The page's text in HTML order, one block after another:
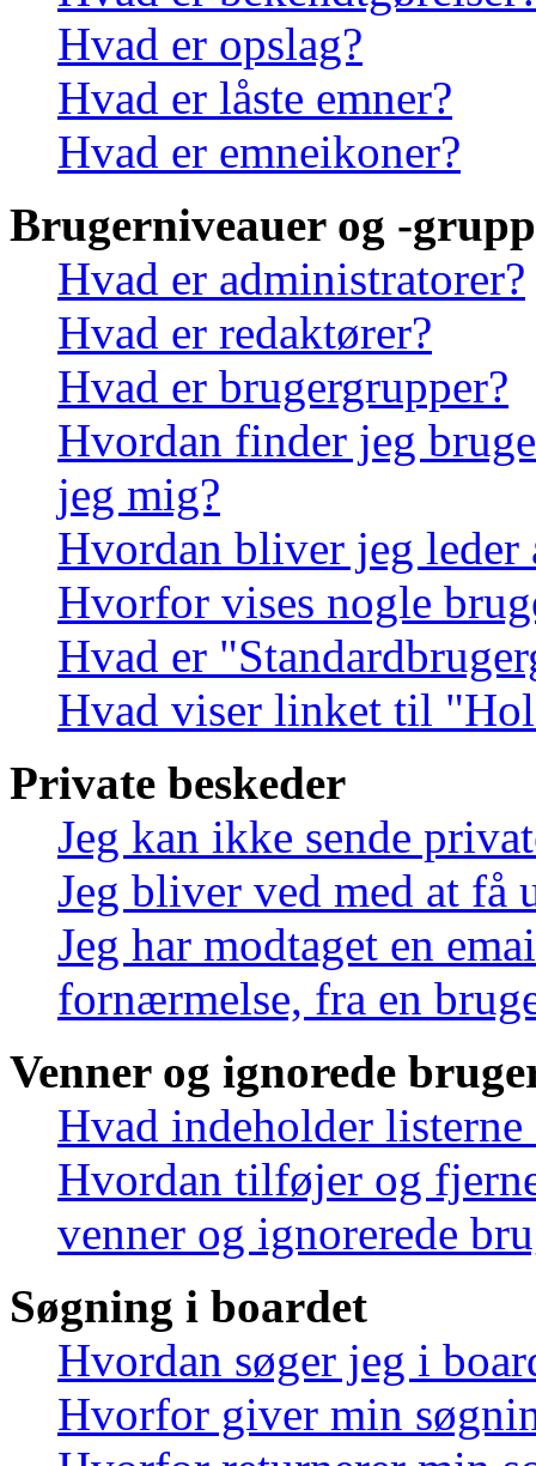
Hvad er opslag?
Hvad er låste emner?
Hvad er emneikoner?
Brugerniveauer og -
Hvad er administratorer?
Hvad er redaktører?
Hvad er brugergrupper?
Hvordan finder jeg
jeg mig?
Hvordan bliver jeg leder
Hvorfor vises nogle
Hvad er
Hvad viser linket til
Private beskeder
Jeg kan ikke sende
Jeg bliver ved med at få
Jeg har modtaget en
fornærmelse, fra en
Venner og ignorede
Hvad indeholder
Hvordan tilføjer og
venner og ignorerede
Søgning i boardet
Hvordan søger jeg i
Hvorfor giver min